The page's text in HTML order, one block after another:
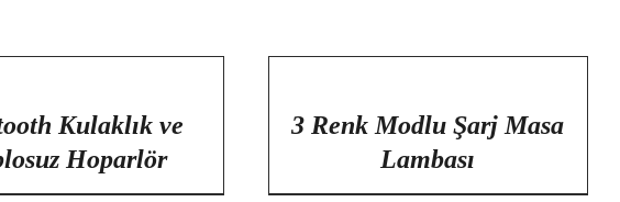
Kulaklık ve
Hoparlör
3 Renk Modlu Şarj Masa
Lambası